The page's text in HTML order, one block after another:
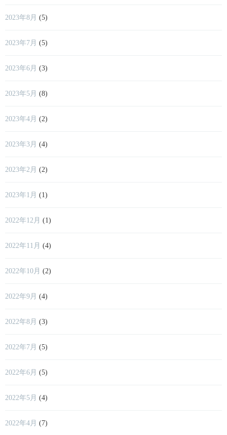
2023年8月 (5)
2023年7月 (5)
2023年6月 (3)
2023年5月 (8)
2023年4月 (2)
2023年3月 (4)
2023年2月 (2)
2023年1月 (1)
2022年12月 (1)
2022年11月 (4)
2022年10月 (2)
2022年9月 (4)
2022年8月 (3)
2022年7月 (5)
2022年6月 (5)
2022年5月 (4)
2022年4月 (7)